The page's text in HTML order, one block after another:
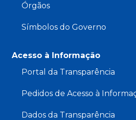
Órgãos
Símbolos do Governo
Acesso à Informação
Portal da Transparência
Pedidos de Acesso à
Dados da Transparência